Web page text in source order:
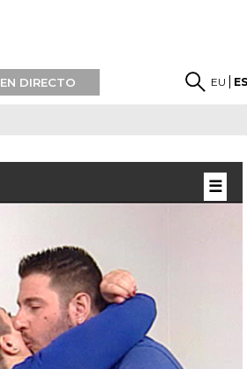
EN DIRECTO EU
☰